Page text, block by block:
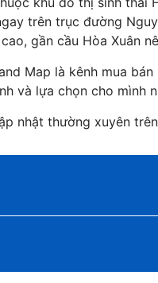
trên trục đường
gần cầu Hòa Xuân
Map là kênh mua
và lựa chọn cho mình
nhật thường xuyên